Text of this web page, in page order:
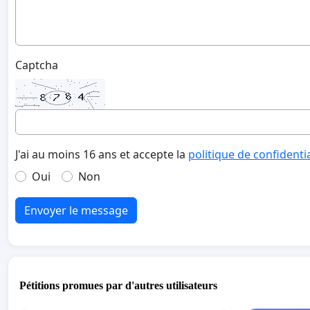
Captcha
J'ai au moins 16 ans et accepte la politique de
Oui
Non
Envoyer le message
Pétitions promues par d'autres utilisateurs